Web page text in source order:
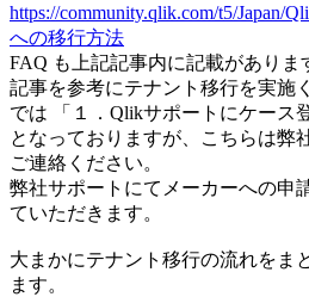
https://community.qlik.com/t5/Japan/
への移行方法
FAQ も上記記事内に記載があり
記事を参考にテナント移行を実施
では 「１．Qlikサポートにケース
となっておりますが、こちらは弊
ご連絡ください。
弊社サポートにてメーカーへの申
ていただきます。
大まかにテナント移行の流れをま
ます。